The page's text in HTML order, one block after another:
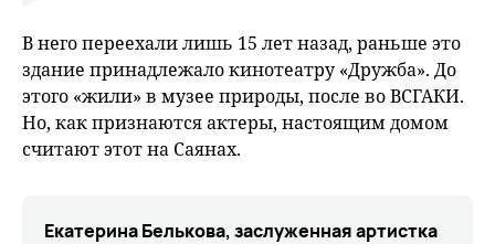
В него переехали лишь 15 лет назад, раньше это
здание принадлежало кинотеатру «Дружба». До
этого «жили» в музее природы, после во ВСГАКИ.
Но, как признаются актеры, настоящим домом
считают этот на Саянах.
Екатерина Белькова, заслуженная артистка